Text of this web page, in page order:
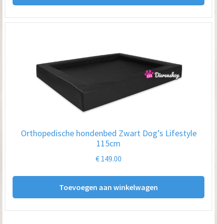
Orthopedische hondenbed Zwart Dog’s Lifestyle
115cm
€ 149.00
Toevoegen aan winkelwagen